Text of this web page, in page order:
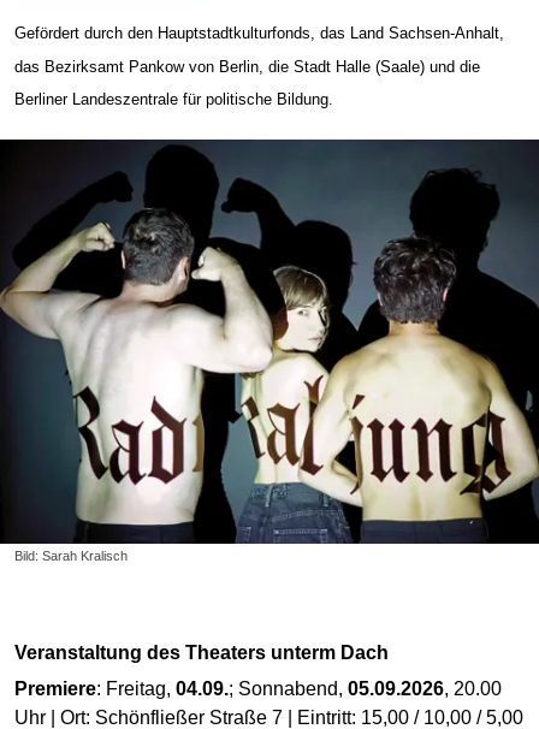
Bild: Sarah Kralisch
Gefördert durch den Hauptstadt­kultur­fonds, das Land Sachsen-Anhalt,
das Bezirks­amt Pankow von Berlin, die Stadt Halle (Saale) und die
Berliner Landeszentrale für politische Bildung.
Veranstaltung des Theaters unterm Dach
Premiere: Freitag, 04.09.; Sonnabend, 05.09.2026, 20.00
Uhr | Ort: Schönfließer Straße 7 | Eintritt: 15,00 / 10,00 / 5,00